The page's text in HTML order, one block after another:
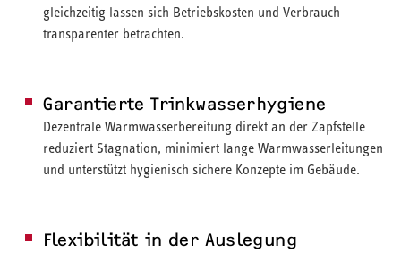
gleichzeitig lassen sich Betriebskosten und Verbrauch
transparenter betrachten.
Garantierte Trinkwasserhygiene
Dezentrale Warmwasserbereitung direkt an der Zapfstelle
reduziert Stagnation, minimiert lange Warmwasserleitungen
und unterstützt hygienisch sichere Konzepte im Gebäude.
Flexibilität in der Auslegung